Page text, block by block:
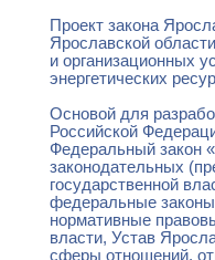
Проект закона
Ярославской
и организационных
энергетических
Основой для
Российской
Федеральный закон
законодательных
государственной
федеральные
нормативные
власти, Устав
сферы отношений,